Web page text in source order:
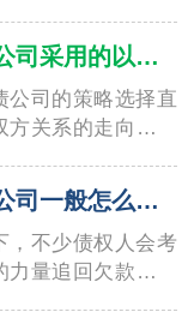
廊坊要债公司讨债公司采用的以退为进讨债方法分析
公司的策略选择直
关系的走向。其
廊坊要债公司讨债公司一般怎么收费？详细解读收费标准
，不少债权人会考
量追回欠款，而